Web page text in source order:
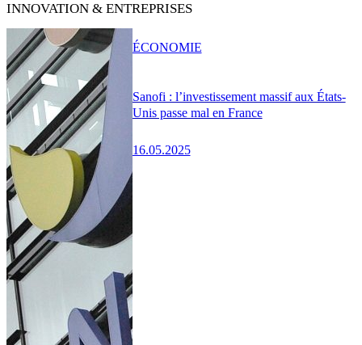
INNOVATION & ENTREPRISES
Sanofi : l’investissement massif aux États-
Unis passe mal en France
16.05.2025
ÉCONOMIE